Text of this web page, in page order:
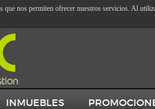
INMUEBLES
que nos permiten ofrecer nuestros servicios. Al